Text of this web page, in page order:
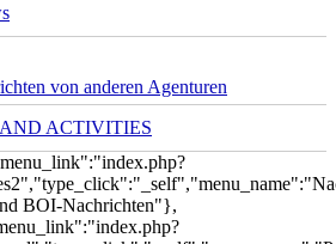
von anderen Agenturen
ACTIVITIES
BOI-Nachrichten"},